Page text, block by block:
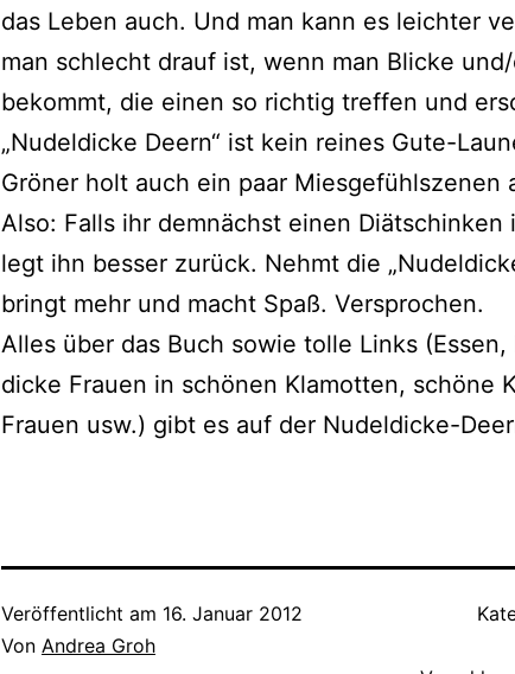
das Leben auch. Und man kann es leich­ter
man schlecht drauf ist, wenn man Blicke
bekommt, die einen so rich­tig tref­fen und
„Nudeldicke Deern“ ist kein rei­nes Gute-
Gröner holt auch ein paar Miesgefühlszenen
Also: Falls ihr dem­nächst einen Diätschinken
legt ihn bes­ser zurück. Nehmt die
bringt mehr und macht Spaß. Versprochen.
Alles über das Buch sowie tol­le Links (Essen,
dicke Frauen in schö­nen Klamotten, schö­ne
Frauen usw.) gibt es auf der Nudeldicke-
Veröffentlicht am 16. Januar 2012
Von Andrea Groh